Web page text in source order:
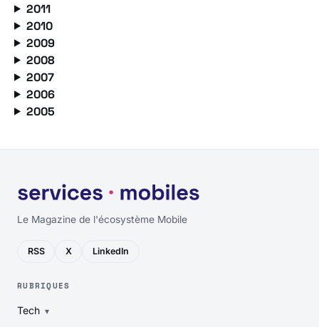
2011
2010
2009
2008
2007
2006
2005
Le Magazine de l'écosystème Mobile
RSS X LinkedIn
RUBRIQUES
Tech